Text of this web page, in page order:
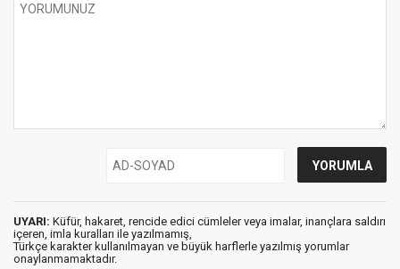
UYARI: Küfür, hakaret, rencide edici cümleler veya imalar, inançlara saldırı
içeren, imla kuralları ile yazılmamış,
Türkçe karakter kullanılmayan ve büyük harflerle yazılmış yorumlar
onaylanmamaktadır.